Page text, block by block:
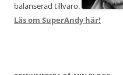
balanserad tillvaro.
Läs om SuperAndy här!